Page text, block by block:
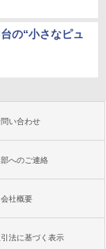
の“小さなピュ
問い合わせ
へのご連絡
会社概要
法に基づく表示